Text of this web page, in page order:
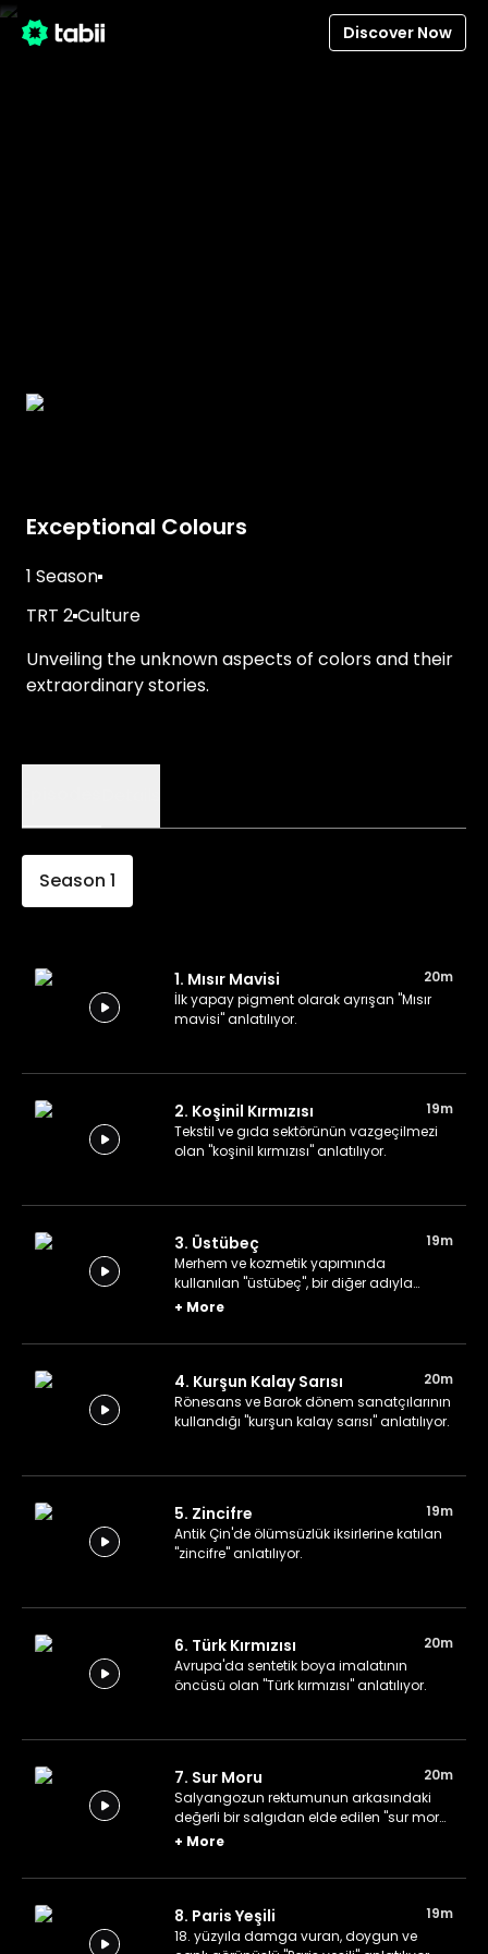
Discover Now
Exceptional Colours
1 Season
TRT 2Culture
Unveiling the unknown aspects of colors and their
extraordinary stories.
Season 1
1. Mısır Mavisi
20m
İlk yapay pigment olarak ayrışan "Mısır
mavisi" anlatılıyor.
2. Koşinil Kırmızısı
19m
Tekstil ve gıda sektörünün vazgeçilmezi
olan "koşinil kırmızısı" anlatılıyor.
3. Üstübeç
19m
Merhem ve kozmetik yapımında
kullanılan "üstübeç", bir diğer adıyla
"kurşun beyazı" anlatılıyor.
+ More
4. Kurşun Kalay Sarısı
20m
Rönesans ve Barok dönem sanatçılarının
kullandığı "kurşun kalay sarısı" anlatılıyor.
5. Zincifre
19m
Antik Çin'de ölümsüzlük iksirlerine katılan
"zincifre" anlatılıyor.
6. Türk Kırmızısı
20m
Avrupa'da sentetik boya imalatının
öncüsü olan "Türk kırmızısı" anlatılıyor.
7. Sur Moru
20m
Salyangozun rektumunun arkasındaki
değerli bir salgıdan elde edilen "sur moru"
anlatılıyor.
+ More
8. Paris Yeşili
19m
18. yüzyıla damga vuran, doygun ve